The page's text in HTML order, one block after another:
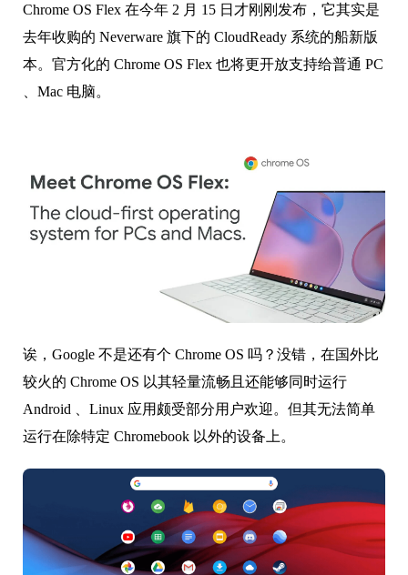
Chrome OS Flex 在今年 2 月 15 日才刚刚发布，它其实是
去年收购的 Neverware 旗下的 CloudReady 系统的船新版
本。官方化的 Chrome OS Flex 也将更开放支持给普通 PC
、Mac 电脑。
诶，Google 不是还有个 Chrome OS 吗？没错，在国外比
较火的 Chrome OS 以其轻量流畅且还能够同时运行
Android 、Linux 应用颇受部分用户欢迎。但其无法简单
运行在除特定 Chromebook 以外的设备上。